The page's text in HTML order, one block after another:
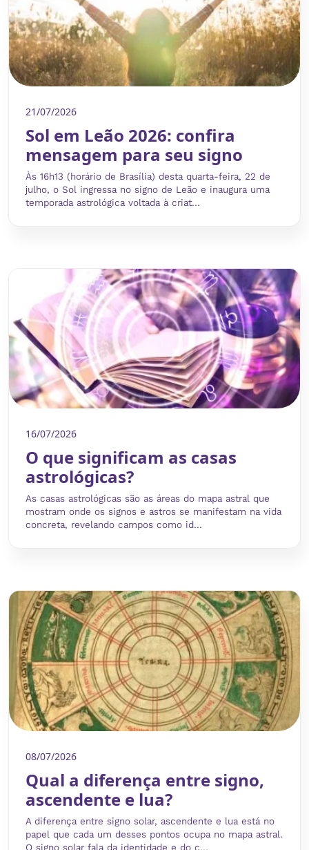
21/07/2026
Sol em Leão 2026: confira
mensagem para seu signo
Às 16h13 (horário de Brasília) desta quarta-feira, 22 de
julho, o Sol ingressa no signo de Leão e inaugura uma
temporada astrológica voltada à criat...
16/07/2026
O que significam as casas
astrológicas?
As casas astrológicas são as áreas do mapa astral que
mostram onde os signos e astros se manifestam na vida
concreta, revelando campos como id...
08/07/2026
Qual a diferença entre signo,
ascendente e lua?
A diferença entre signo solar, ascendente e lua está no
papel que cada um desses pontos ocupa no mapa astral.
O signo solar fala da identidade e do c...